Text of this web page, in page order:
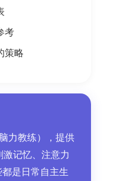
考
策略
力教练），提供
记忆、注意力
是日常自主生